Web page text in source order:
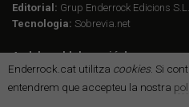
Enderrock.cat utilitza cookies. Si
entendrem que accepteu la nostra
Editorial: Grup Enderrock Edicions S.L.
Tecnologia: Sobrevia.net
Amb la col·laboració de: